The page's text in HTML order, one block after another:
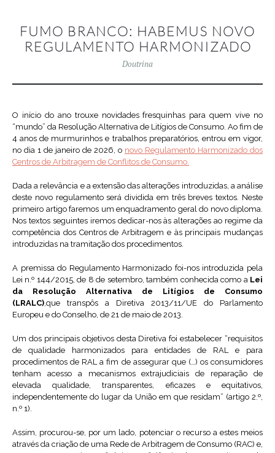
FUMO BRANCO: HABEMUS NOVO
REGULAMENTO HARMONIZADO
Doutrina
O início do ano trouxe novidades fresquinhas para quem vive no
“mundo” da Resolução Alternativa de Litígios de Consumo. Ao fim de
4 anos de murmurinhos e trabalhos preparatórios, entrou em vigor,
no dia 1 de janeiro de 2026, o novo Regulamento Harmonizado dos
Centros de Arbitragem de Conflitos de Consumo.
Dada a relevância e a extensão das alterações introduzidas, a análise
deste novo regulamento será dividida em três breves textos. Neste
primeiro artigo faremos um enquadramento geral do novo diploma.
Nos textos seguintes iremos dedicar-nos às alterações ao regime da
competência dos Centros de Arbitragem e às principais mudanças
introduzidas na tramitação dos procedimentos.
A premissa do Regulamento Harmonizado foi-nos introduzida pela
Lei n.º 144/2015, de 8 de setembro, também conhecida como a Lei
da Resolução Alternativa de Litígios de Consumo
(LRALC),que transpôs a Diretiva 2013/11/UE do Parlamento
Europeu e do Conselho, de 21 de maio de 2013.
Um dos principais objetivos desta Diretiva foi estabelecer “requisitos
de qualidade harmonizados para entidades de RAL e para
procedimentos de RAL a fim de assegurar que (…) os consumidores
tenham acesso a mecanismos extrajudiciais de reparação de
elevada qualidade, transparentes, eficazes e equitativos,
independentemente do lugar da União em que residam” (artigo 2.º,
n.º 1).
Assim, procurou-se, por um lado, potenciar o recurso a estes meios
através da criação de uma Rede de Arbitragem de Consumo (RAC) e,